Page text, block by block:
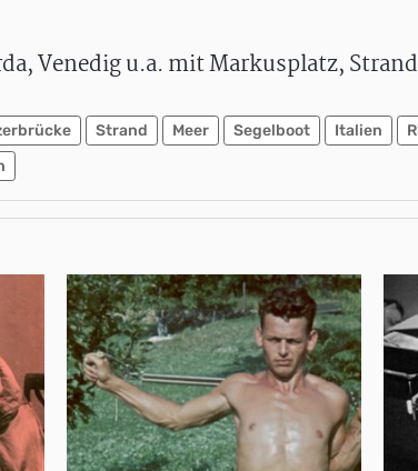
Venedig u.a. mit Markusplatz,
Strand Meer Segelboot Italien